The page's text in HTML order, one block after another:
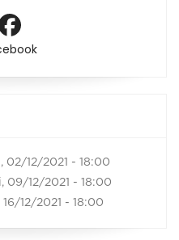
02/12/2021 - 18:00
09/12/2021 - 18:00
16/12/2021 - 18:00